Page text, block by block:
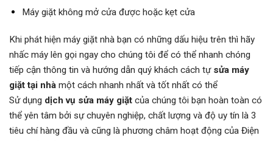
Máy giặt không mở cửa được hoặc kẹt cửa
Khi phát hiện máy giặt nhà bạn có những dấu hiệu trên thì hãy
nhấc máy lên gọi ngay cho chúng tôi để có thể nhanh chóng
tiếp cận thông tin và hướng dẫn quý khách cách tự sửa máy
giặt tại nhà một cách nhanh nhất và tốt nhất có thể
Sử dụng dịch vụ sửa máy giặt của chúng tôi bạn hoàn toàn có
thể yên tâm bởi sự chuyên nghiệp, chất lượng và độ uy tín là 3
tiêu chí hàng đầu và cũng là phương châm hoạt động của Điện